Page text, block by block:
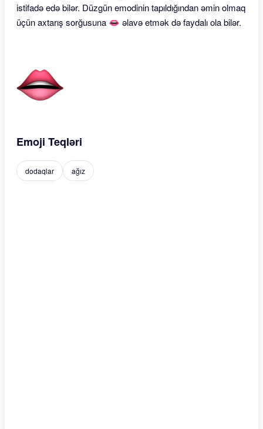
istifadə edə bilər. Düzgün emodinin tapıldığından əmin olmaq
üçün axtarış sorğusuna 👄 əlavə etmək də faydalı ola bilər.
Emoji Teqləri
dodaqlar ağız